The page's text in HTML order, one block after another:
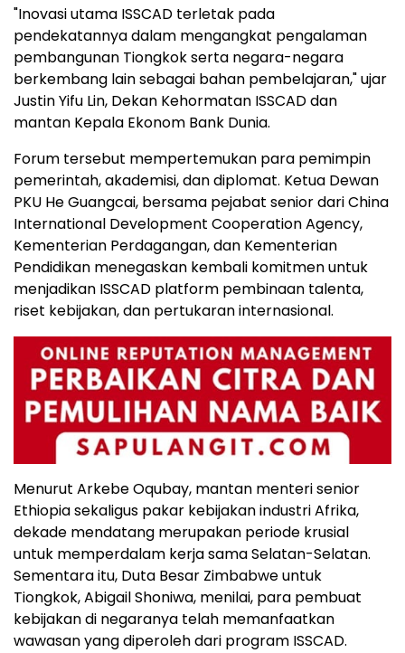
"Inovasi utama ISSCAD terletak pada
pendekatannya dalam mengangkat pengalaman
pembangunan Tiongkok serta negara-negara
berkembang lain sebagai bahan pembelajaran," ujar
Justin Yifu Lin, Dekan Kehormatan ISSCAD dan
mantan Kepala Ekonom Bank Dunia.
Forum tersebut mempertemukan para pemimpin
pemerintah, akademisi, dan diplomat. Ketua Dewan
PKU He Guangcai, bersama pejabat senior dari China
International Development Cooperation Agency,
Kementerian Perdagangan, dan Kementerian
Pendidikan menegaskan kembali komitmen untuk
menjadikan ISSCAD platform pembinaan talenta,
riset kebijakan, dan pertukaran internasional.
Menurut Arkebe Oqubay, mantan menteri senior
Ethiopia sekaligus pakar kebijakan industri Afrika,
dekade mendatang merupakan periode krusial
untuk memperdalam kerja sama Selatan-Selatan.
Sementara itu, Duta Besar Zimbabwe untuk
Tiongkok, Abigail Shoniwa, menilai, para pembuat
kebijakan di negaranya telah memanfaatkan
wawasan yang diperoleh dari program ISSCAD.